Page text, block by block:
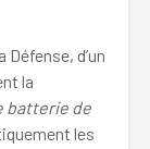
d’un
la
batterie de
les